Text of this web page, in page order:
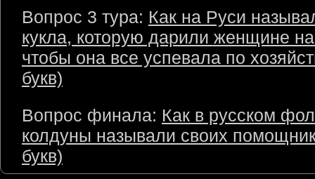
Вопрос 3 тура: Как на Руси
кукла, которую дарили женщине
чтобы она все успевала по
букв)
Вопрос финала: Как в русском
колдуны называли своих
букв)